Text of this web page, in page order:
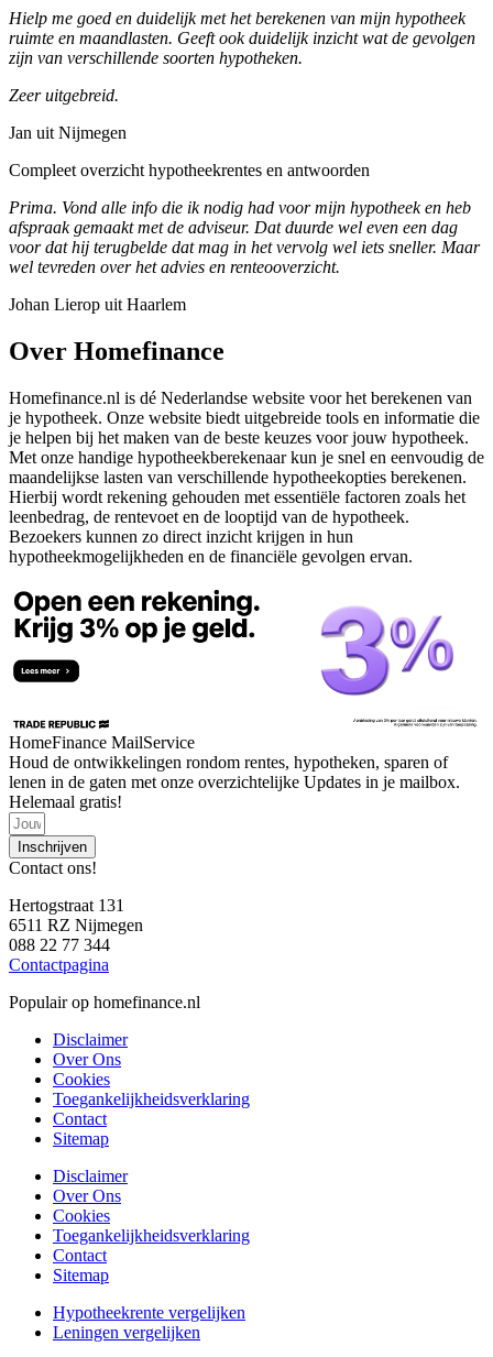
Hielp me goed en duidelijk met het berekenen van mijn hypotheek
ruimte en maandlasten. Geeft ook duidelijk inzicht wat de gevolgen
zijn van verschillende soorten hypotheken.
Zeer uitgebreid.
Jan uit Nijmegen
Compleet overzicht hypotheekrentes en antwoorden
Prima. Vond alle info die ik nodig had voor mijn hypotheek en heb
afspraak gemaakt met de adviseur. Dat duurde wel even een dag
voor dat hij terugbelde dat mag in het vervolg wel iets sneller. Maar
wel tevreden over het advies en renteooverzicht.
Johan Lierop uit Haarlem
Over Homefinance
Homefinance.nl is dé Nederlandse website voor het berekenen van
je hypotheek. Onze website biedt uitgebreide tools en informatie die
je helpen bij het maken van de beste keuzes voor jouw hypotheek.
Met onze handige hypotheekberekenaar kun je snel en eenvoudig de
maandelijkse lasten van verschillende hypotheekopties berekenen.
Hierbij wordt rekening gehouden met essentiële factoren zoals het
leenbedrag, de rentevoet en de looptijd van de hypotheek.
Bezoekers kunnen zo direct inzicht krijgen in hun
hypotheekmogelijkheden en de financiële gevolgen ervan.
HomeFinance MailService
Houd de ontwikkelingen rondom rentes, hypotheken, sparen of
lenen in de gaten met onze overzichtelijke Updates in je mailbox.
Helemaal gratis!
Inschrijven
Contact ons!
Hertogstraat 131
6511 RZ Nijmegen
088 22 77 344
Contactpagina
Populair op homefinance.nl
Disclaimer
Over Ons
Cookies
Toegankelijkheidsverklaring
Contact
Sitemap
Disclaimer
Over Ons
Cookies
Toegankelijkheidsverklaring
Contact
Sitemap
Hypotheekrente vergelijken
Leningen vergelijken